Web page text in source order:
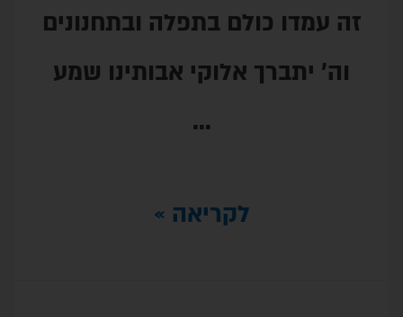
בתפלה ובתחנונים
אלוקי אבותינו שמע